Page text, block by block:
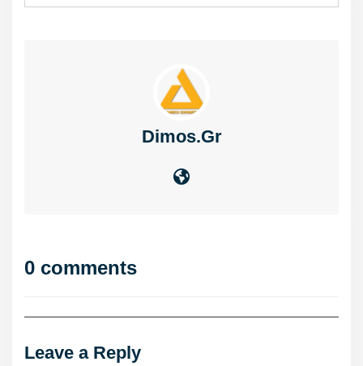
Dimos.gr
0 comments
Leave a Reply